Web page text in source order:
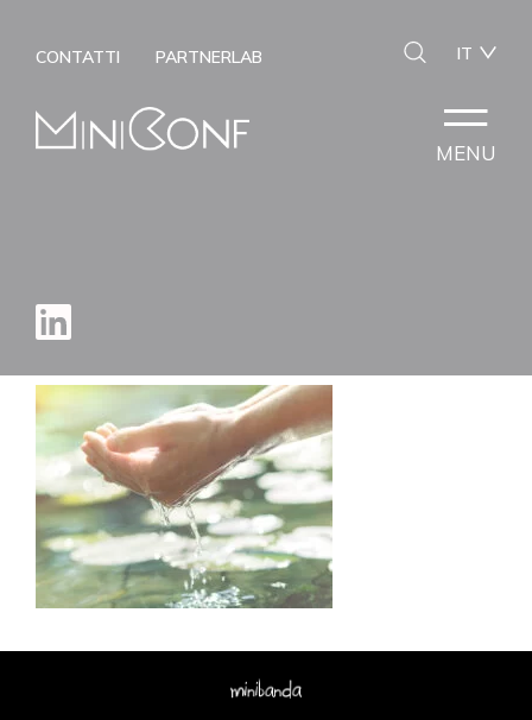
CONTATTI IT
PARTNERLAB
MENU